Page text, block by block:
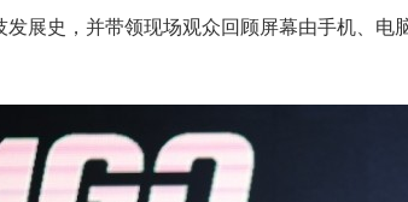
发展史，并带领现场观众回顾屏幕由手机、